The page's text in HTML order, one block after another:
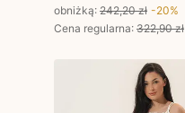
obniżką: 242,20 zł -20%
Cena regularna: 322,90 zł